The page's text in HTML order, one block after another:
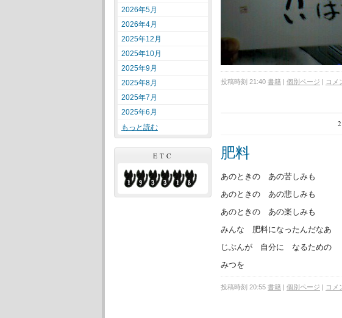
2026年5月
2026年4月
2025年12月
2025年10月
2025年9月
2025年8月
2025年7月
2025年6月
もっと読む
ETC
投稿時刻 21:40 書籍 | 個別ページ | コメ
肥料
あのときの あの苦しみも
あのときの あの悲しみも
あのときの あの楽しみも
みんな 肥料になったんだなあ
じぶんが 自分に なるための
みつを
投稿時刻 20:55 書籍 | 個別ページ | コメ